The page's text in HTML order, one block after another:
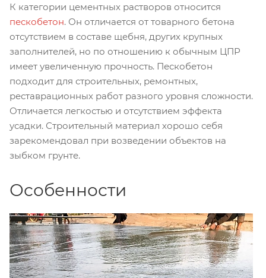
К категории цементных растворов относится
пескобетон. Он отличается от товарного бетона
отсутствием в составе щебня, других крупных
заполнителей, но по отношению к обычным ЦПР
имеет увеличенную прочность. Пескобетон
подходит для строительных, ремонтных,
реставрационных работ разного уровня сложности.
Отличается легкостью и отсутствием эффекта
усадки. Строительный материал хорошо себя
зарекомендовал при возведении объектов на
зыбком грунте.
Особенности